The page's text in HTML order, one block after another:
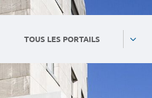
TOUS LES PORTAILS